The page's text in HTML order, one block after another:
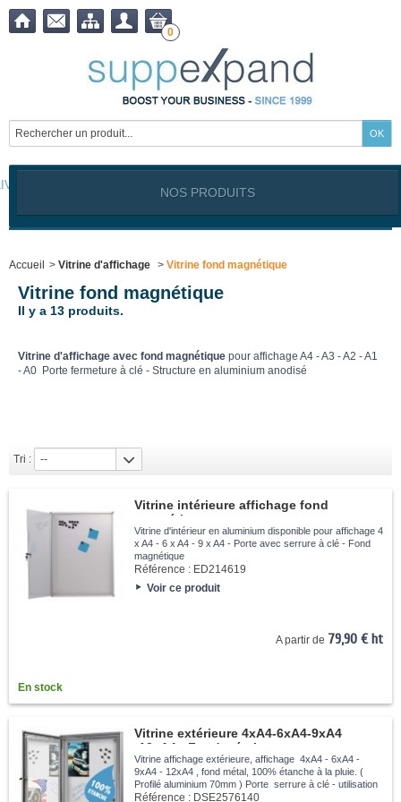
0
OFFERTE à partir de399,00 € !
NOS PRODUITS
Accueil > Vitrine d'affichage > Vitrine fond magnétique
Vitrine fond magnétique
Il y a 13 produits.
Vitrine d'affichage avec fond magnétique pour affichage A4 - A3 - A2 - A1
- A0 Porte fermeture à clé - Structure en aluminium anodisé
Tri : --
Vitrine intérieure affichage fond
magnétique
Vitrine d'intérieur en aluminium disponible pour affichage 4
x A4 - 6 x A4 - 9 x A4 - Porte avec serrure à clé - Fond
magnétique
Référence : ED214619
Voir ce produit
A partir de 79,90 € ht
En stock
Vitrine extérieure 4xA4-6xA4-9xA4
-12xA4 - Fond métal
Vitrine affichage extérieure, affichage 4xA4 - 6xA4 -
9xA4 - 12xA4 , fond métal, 100% étanche à la pluie. (
Profilé aluminium 70mm ) Porte serrure à clé - utilisation
en position verticale et horizontal.
Référence : DSE2576140